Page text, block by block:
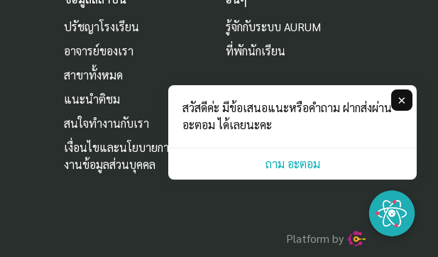
ปรัชญาโรงเรียน
อาจารย์ของเรา
สาขาทั้งหมด
แนะนำติชม
สนใจทำงานกับเรา
เงื่อนไขและนโยบายการใช้
งานข้อมูลส่วนบุคคล
รู้จักกับระบบ AURUM
ที่พักนักเรียน
Platform by
×
สวัสดีค่ะ มีข้อเสนอแนะหรือคำถาม ฝากส่งผ่าน
อะตอม ได้เลยนะคะ
ถาม อะตอม